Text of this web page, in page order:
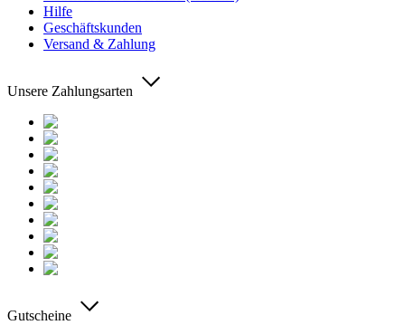
Hilfe
Geschäftskunden
Versand & Zahlung
Unsere Zahlungsarten
Gutscheine